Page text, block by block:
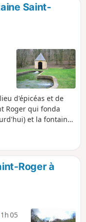
Saint-
d'épicéas et de
Roger qui fonda
et la fontaine
à Étrépigny,
athée et
Roger à
1h 05